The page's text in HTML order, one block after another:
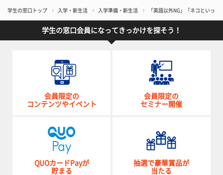
学生の窓口トップ 入学・新生活 入学準備・新生活 「英語以外NG」「ネコといっ
学生の窓口会員になってきっかけを探そう！
会員限定の
コンテンツやイベント
会員限定の
セミナー開催
QUOカードPayが
貯まる
抽選で豪華賞品が
当たる